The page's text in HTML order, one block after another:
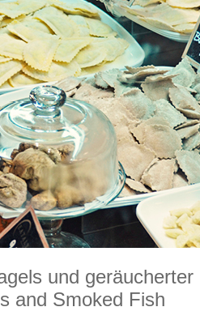
und geräucherter
and Smoked Fish